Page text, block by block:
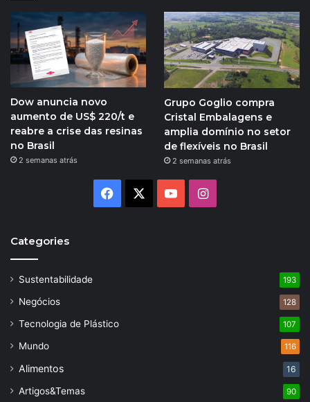
Dow anuncia novo
aumento de US$ 220/t e
reabre a crise das resinas
no Brasil
2 semanas atrás
Grupo Goglio compra
Cristal Embalagens e
amplia domínio no setor
de flexíveis no Brasil
2 semanas atrás
Facebook YouTubeInstagram
Categories
Sustentabilidade 193
Negócios 128
Tecnologia de Plástico 107
Mundo 116
Alimentos 16
Artigos&Temas 90